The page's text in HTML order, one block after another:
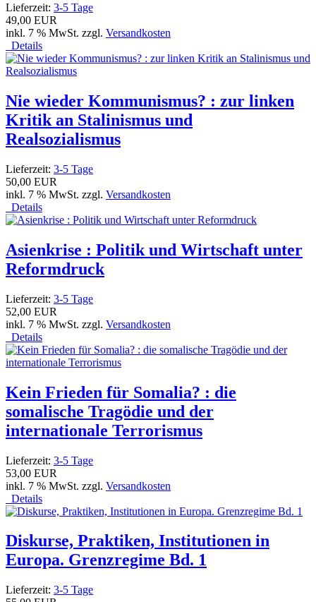
Lieferzeit: 3-5 Tage
49,00 EUR
inkl. 7 % MwSt. zzgl. Versandkosten
Details
Nie wieder Kommunismus? : zur linken
Kritik an Stalinismus und
Realsozialismus
Lieferzeit: 3-5 Tage
50,00 EUR
inkl. 7 % MwSt. zzgl. Versandkosten
Details
Asienkrise : Politik und Wirtschaft unter
Reformdruck
Lieferzeit: 3-5 Tage
52,00 EUR
inkl. 7 % MwSt. zzgl. Versandkosten
Details
Kein Frieden für Somalia? : die
somalische Tragödie und der
internationale Terrorismus
Lieferzeit: 3-5 Tage
53,00 EUR
inkl. 7 % MwSt. zzgl. Versandkosten
Details
Diskurse, Praktiken, Institutionen in
Europa. Grenzregime Bd. 1
Lieferzeit: 3-5 Tage